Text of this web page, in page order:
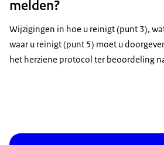
melden?
Wijzigingen in hoe u reinigt (punt 3),
waar u reinigt (punt 5) moet u
het herziene protocol ter beoordeling